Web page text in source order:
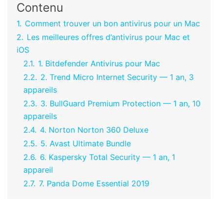
Contenu
1. Comment trouver un bon antivirus pour un Mac
2. Les meilleures offres d’antivirus pour Mac et
iOS
2.1. 1. Bitdefender Antivirus pour Mac
2.2. 2. Trend Micro Internet Security — 1 an, 3
appareils
2.3. 3. BullGuard Premium Protection — 1 an, 10
appareils
2.4. 4. Norton Norton 360 Deluxe
2.5. 5. Avast Ultimate Bundle
2.6. 6. Kaspersky Total Security — 1 an, 1
appareil
2.7. 7. Panda Dome Essential 2019